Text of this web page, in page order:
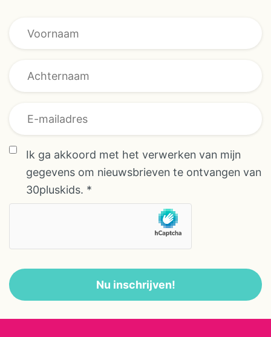
* E-mailadres
AVG/GDPR
Ik ga akkoord met het verwerken van mijn
gegevens om nieuwsbrieven te ontvangen van
30pluskids. *
Nu inschrijven!